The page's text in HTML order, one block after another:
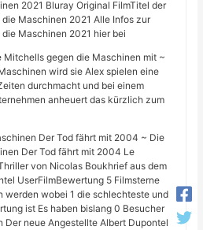
2021 Bluray Original FilmTitel der
Maschinen 2021 Alle Infos zur
Maschinen 2021 hier bei
Mitchells gegen die Maschinen mit ~
wird sie Alex spielen eine
durchmacht und bei einem
anheuert das kürzlich zum
Der Tod fährt mit 2004 ~ Die
Der Tod fährt mit 2004 Le
von Nicolas Boukhrief aus dem
UserFilmBewertung 5 Filmsterne
werden wobei 1 die schlechteste und
ist Es haben bislang 0 Besucher
Der neue Angestellte Albert Dupontel